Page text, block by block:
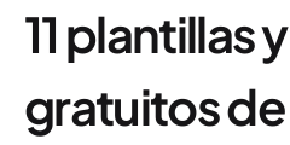
11 plantillas
gratuitos de